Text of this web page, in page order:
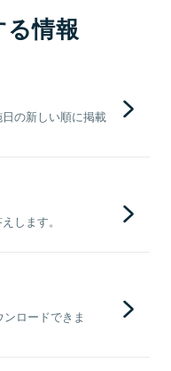
情報
の新しい順に掲載
します。
ロードできま